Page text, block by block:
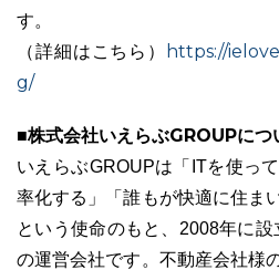
す。
（詳細はこちら）
https://
g/
■株式会社いえらぶGROUPにつ
いえらぶGROUPは「ITを使っ
率化する」「誰もが快適に住ま
という使命のもと、2008年に
の運営会社です。不動産会社様